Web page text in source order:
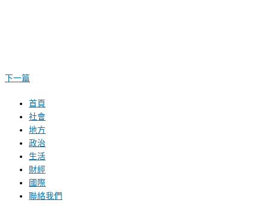
下一篇
首頁
社會
地方
政治
生活
財經
國際
聯絡我們